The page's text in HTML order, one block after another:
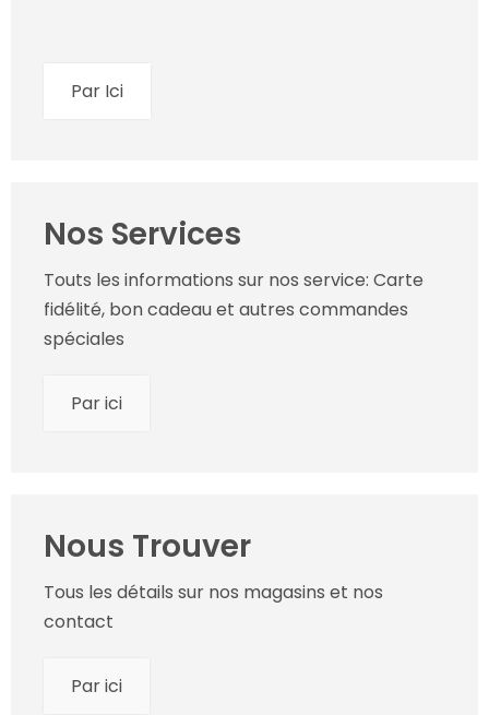
Par Ici
Nos Services
Touts les informations sur nos service: Carte
fidélité, bon cadeau et autres commandes
spéciales
Par ici
Nous Trouver
Tous les détails sur nos magasins et nos
contact
Par ici